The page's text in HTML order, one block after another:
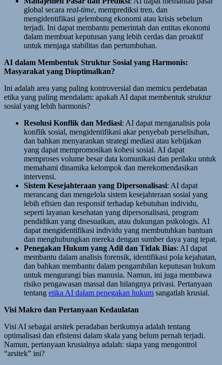
global secara real-time, memprediksi tren, dan
mengidentifikasi gelembung ekonomi atau krisis sebelum
terjadi. Ini dapat membantu pemerintah dan entitas ekonomi
dalam membuat keputusan yang lebih cerdas dan proaktif
untuk menjaga stabilitas dan pertumbuhan.
AI dalam Membentuk Struktur Sosial yang Harmonis:
Masyarakat yang Dioptimalkan?
Ini adalah area yang paling kontroversial dan memicu perdebatan
etika yang paling mendalam: apakah AI dapat membentuk struktur
sosial yang lebih harmonis?
Resolusi Konflik dan Mediasi: AI dapat menganalisis pola
konflik sosial, mengidentifikasi akar penyebab perselisihan,
dan bahkan menyarankan strategi mediasi atau kebijakan
yang dapat mempromosikan kohesi sosial. AI dapat
memproses volume besar data komunikasi dan perilaku untuk
memahami dinamika kelompok dan merekomendasikan
intervensi.
Sistem Kesejahteraan yang Dipersonalisasi: AI dapat
merancang dan mengelola sistem kesejahteraan sosial yang
lebih efisien dan responsif terhadap kebutuhan individu,
seperti layanan kesehatan yang dipersonalisasi, program
pendidikan yang disesuaikan, atau dukungan psikologis. AI
dapat mengidentifikasi individu yang membutuhkan bantuan
dan menghubungkan mereka dengan sumber daya yang tepat.
Penegakan Hukum yang Adil dan Tidak Bias: AI dapat
membantu dalam analisis forensik, identifikasi pola kejahatan,
dan bahkan membantu dalam pengambilan keputusan hukum
untuk mengurangi bias manusia. Namun, ini juga membawa
risiko pengawasan massal dan hilangnya privasi. Pertanyaan
tentang etika AI dalam penegakan hukum sangatlah krusial.
Visi Makro dan Pertanyaan Kedaulatan
Visi AI sebagai arsitek peradaban berikutnya adalah tentang
optimalisasi dan efisiensi dalam skala yang belum pernah terjadi.
Namun, pertanyaan krusialnya adalah: siapa yang mengontrol
“arsitek” ini?